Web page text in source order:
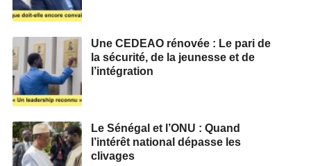
Une CEDEAO rénovée : Le pari de
la sécurité, de la jeunesse et de
l’intégration
Le Sénégal et l’ONU : Quand
l’intérêt national dépasse les
clivages